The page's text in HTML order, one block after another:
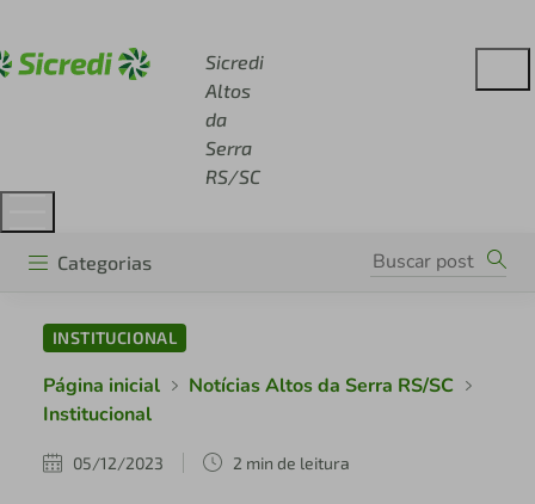
Sicredi
Altos
da
Serra
RS/SC
Categorias
INSTITUCIONAL
Página inicial
Notícias Altos da Serra RS/SC
Institucional
05/12/2023 2 min de leitura